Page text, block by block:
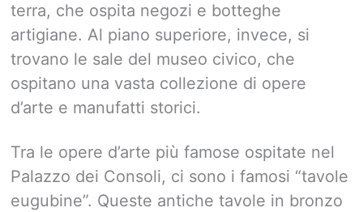
terra, che ospita negozi e botteghe
artigiane. Al piano superiore, invece, si
trovano le sale del museo civico, che
ospitano una vasta collezione di opere
d’arte e manufatti storici.
Tra le opere d’arte più famose ospitate nel
Palazzo dei Consoli, ci sono i famosi “tavole
eugubine”. Queste antiche tavole in bronzo